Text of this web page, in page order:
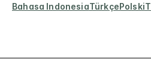
Bahasa IndonesiaTürkçePolski